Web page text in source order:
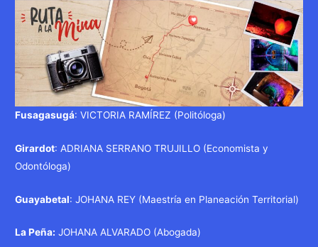
Fusagasugá: VICTORIA RAMÍREZ (Politóloga)
Girardot: ADRIANA SERRANO TRUJILLO (Economista y
Odontóloga)
Guayabetal: JOHANA REY (Maestría en Planeación Territorial)
La Peña: JOHANA ALVARADO (Abogada)